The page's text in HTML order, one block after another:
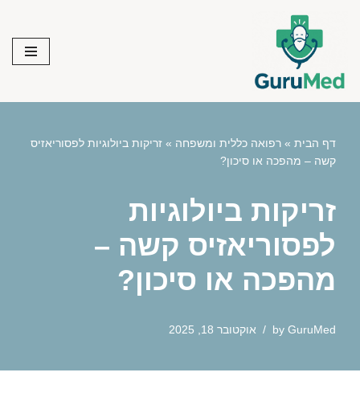
content
דף הבית » רפואה כללית ומשפחה » זריקות ביולוגיות לפסוריאזיס
קשה – מהפכה או סיכון?
זריקות ביולוגיות
לפסוריאזיס קשה –
מהפכה או סיכון?
by GuruMed אוקטובר 18, 2025